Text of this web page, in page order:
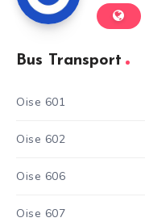
Bus Transport
Oise 601
Oise 602
Oise 606
Oise 607